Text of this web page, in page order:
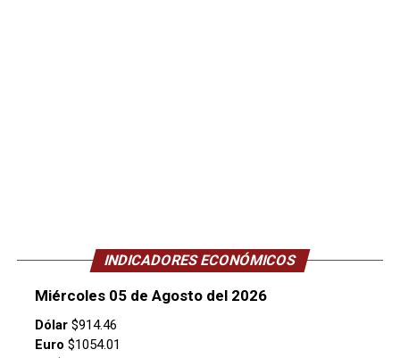
INDICADORES ECONÓMICOS
Miércoles 05 de Agosto del 2026
Dólar$914.46
Euro $1054.01